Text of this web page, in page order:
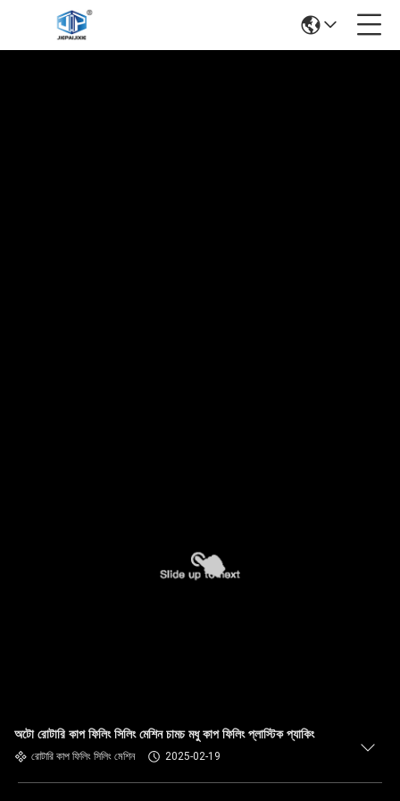
অটো রোটারি কাপ ফিলিং সিলিং মেশিন চামচ মধু কাপ ফিলিং প্লাস্টিক প্যাকিং
রোটারি কাপ ফিলিং সিলিং মেশিন 2025-02-19